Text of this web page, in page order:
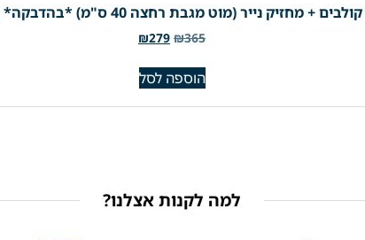
₪365
₪279
הוספה לסל
למה לקנות אצלנו?